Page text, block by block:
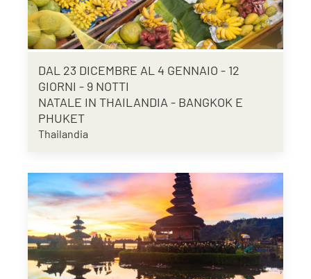
DAL 23 DICEMBRE AL 4 GENNAIO - 12
GIORNI - 9 NOTTI
NATALE IN THAILANDIA - BANGKOK E
PHUKET
Thailandia